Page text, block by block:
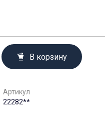
В корзину
Артикул
22282**